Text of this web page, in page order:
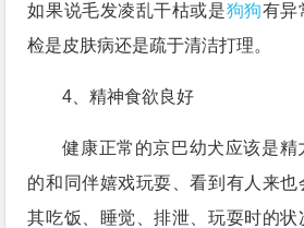
如果说毛发凌乱干枯或是狗狗有异
检是皮肤病还是疏于清洁打理。
4、精神食欲良好
健康正常的京巴幼犬应该是精
的和同伴嬉戏玩耍、看到有人来也
其吃饭、睡觉、排泄、玩耍时的状